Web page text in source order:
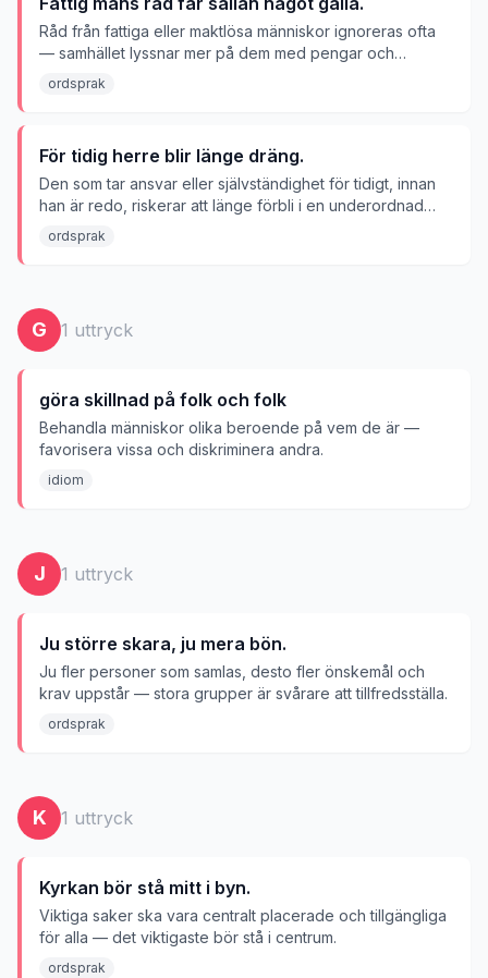
Råd från fattiga eller maktlösa människor ignoreras ofta
— samhället lyssnar mer på dem med pengar och
inflytande.
ordsprak
För tidig herre blir länge dräng.
Den som tar ansvar eller självständighet för tidigt, innan
han är redo, riskerar att länge förbli i en underordnad
position.
ordsprak
G 1 uttryck
göra skillnad på folk och folk
Behandla människor olika beroende på vem de är —
favorisera vissa och diskriminera andra.
idiom
J 1 uttryck
Ju större skara, ju mera bön.
Ju fler personer som samlas, desto fler önskemål och
krav uppstår — stora grupper är svårare att tillfredsställa.
ordsprak
K 1 uttryck
Kyrkan bör stå mitt i byn.
Viktiga saker ska vara centralt placerade och tillgängliga
för alla — det viktigaste bör stå i centrum.
ordsprak